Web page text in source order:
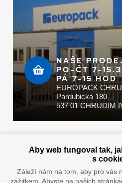
NAŠE
PO-ČT 7-
PÁ 7-15 HOD
EUROPACK
Pardubická 180
537 01 CHRUDIM
Aby web fungoval tak,
s
Záleží nám na tom, aby pro vás
zážitkem. Abyste na našich